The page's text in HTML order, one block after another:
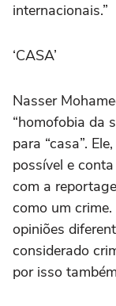
internacionais.”
‘CASA’
Nasser
“homofobia da
para “casa”.
possível e
com a
como um
opiniões
considerado
por isso